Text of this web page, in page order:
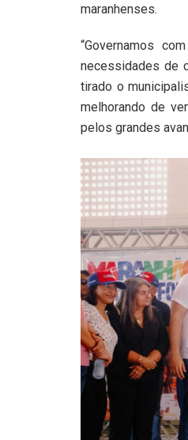
maranhenses.
“Governamos
necessidades de
tirado o
melhorando de
pelos grandes